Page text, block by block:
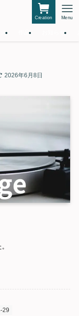
Creation Menu
ス 作品 お知らせ
2026年6月8日
29